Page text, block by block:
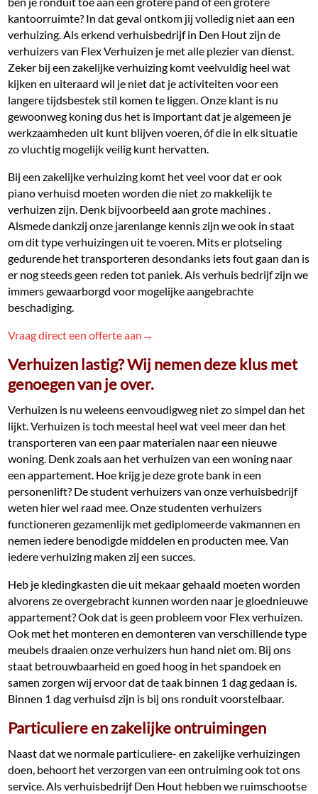
kantoorruimte? In dat geval ontkom jij volledig niet aan een
verhuizing. Als erkend verhuisbedrijf in Den Hout zijn de
verhuizers van Flex Verhuizen je met alle plezier van dienst.
Zeker bij een zakelijke verhuizing komt veelvuldig heel wat
kijken en uiteraard wil je niet dat je activiteiten voor een
langere tijdsbestek stil komen te liggen. Onze klant is nu
gewoonweg koning dus het is important dat je algemeen je
werkzaamheden uit kunt blijven voeren, óf die in elk situatie
zo vluchtig mogelijk veilig kunt hervatten.
Bij een zakelijke verhuizing komt het veel voor dat er ook
piano verhuisd moeten worden die niet zo makkelijk te
verhuizen zijn. Denk bijvoorbeeld aan grote machines .
Alsmede dankzij onze jarenlange kennis zijn we ook in staat
om dit type verhuizingen uit te voeren. Mits er plotseling
gedurende het transporteren desondanks iets fout gaan dan is
er nog steeds geen reden tot paniek. Als verhuis bedrijf zijn we
immers gewaarborgd voor mogelijke aangebrachte
beschadiging.
Vraag direct een offerte aan→
Verhuizen lastig? Wij nemen deze klus met
genoegen van je over.
Verhuizen is nu weleens eenvoudigweg niet zo simpel dan het
lijkt. Verhuizen is toch meestal heel wat veel meer dan het
transporteren van een paar materialen naar een nieuwe
woning. Denk zoals aan het verhuizen van een woning naar
een appartement. Hoe krijg je deze grote bank in een
personenlift? De student verhuizers van onze verhuisbedrijf
weten hier wel raad mee. Onze studenten verhuizers
functioneren gezamenlijk met gediplomeerde vakmannen en
nemen iedere benodigde middelen en producten mee. Van
iedere verhuizing maken zij een succes.
Heb je kledingkasten die uit mekaar gehaald moeten worden
alvorens ze overgebracht kunnen worden naar je gloednieuwe
appartement? Ook dat is geen probleem voor Flex verhuizen.
Ook met het monteren en demonteren van verschillende type
meubels draaien onze verhuizers hun hand niet om. Bij ons
staat betrouwbaarheid en goed hoog in het spandoek en
samen zorgen wij ervoor dat de taak binnen 1 dag gedaan is.
Binnen 1 dag verhuisd zijn is bij ons ronduit voorstelbaar.
Particuliere en zakelijke ontruimingen
Naast dat we normale particuliere- en zakelijke verhuizingen
doen, behoort het verzorgen van een ontruiming ook tot ons
service. Als verhuisbedrijf Den Hout hebben we ruimschootse